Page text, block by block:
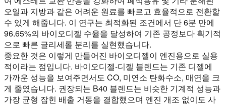
오일과 지방과 같은 어려운 원료를 빠르고 효율적으로 전환할
수 있게 해줍니다. 이 연구는 최적화된 조건에서 단 6분 만에
96.65%의 바이오디젤 수율을 달성하여 기존 공정보다 획기적
으로 빠른 글리세롤 분리를 실현했습니다.
중요한 것은 이렇게 만들어진 바이오디젤이 엔진용으로 실용
적이라는 점입니다. 바이오디젤-디젤 블렌드는 기존 디젤에
가까운 성능을 보여주면서도 CO, 미연소 탄화수소, 매연을 크
게 줄였습니다. 권장되는 B40 블렌드는 비슷한 기계적 성능과
가장 균형 잡힌 배출 거동을 결합했으며 엔진 개조 없이도 사